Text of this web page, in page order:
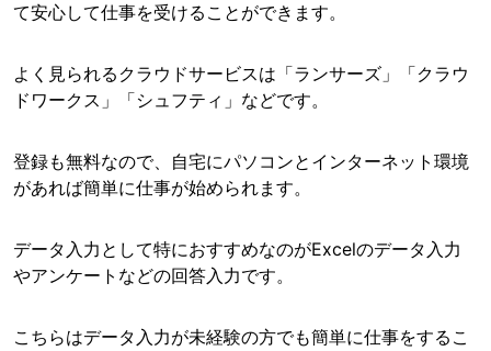
て安心して仕事を受けることができます。
よく見られるクラウドサービスは「ランサーズ」「クラウ
ドワークス」「シュフティ」などです。
登録も無料なので、自宅にパソコンとインターネット環境
があれば簡単に仕事が始められます。
データ入力として特におすすめなのがExcelのデータ入力
やアンケートなどの回答入力です。
こちらはデータ入力が未経験の方でも簡単に仕事をするこ